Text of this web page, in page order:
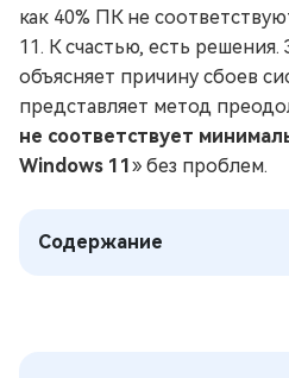
как 40% ПК не
11. К счастью, есть
объясняет причину сбоев
представляет метод
не соответствует
Windows 11» без проблем.
Содержание